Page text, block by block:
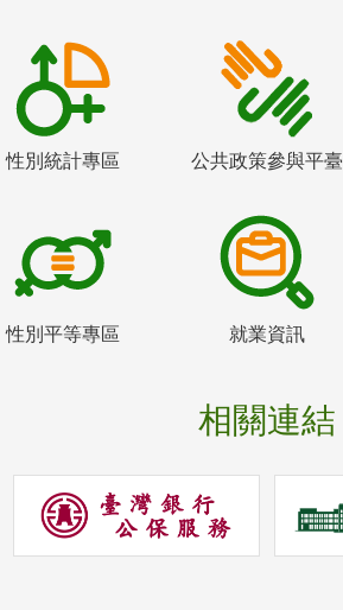
性別統計專區 公共政策參與平臺
性別平等專區 就業資訊
相關連結